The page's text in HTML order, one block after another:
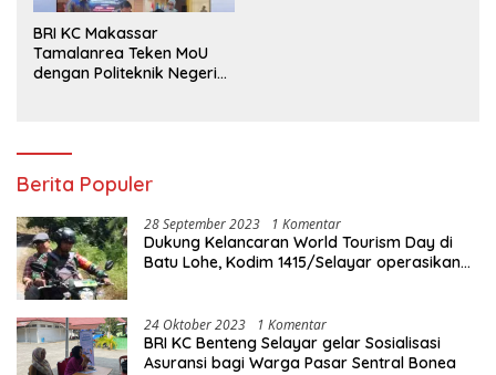
BRI KC Makassar
Tamalanrea Teken MoU
dengan Politeknik Negeri
Berita Populer
28 September 2023 1 Komentar
Dukung Kelancaran World Tourism Day di
Batu Lohe, Kodim 1415/Selayar operasikan
24 Oktober 2023 1 Komentar
BRI KC Benteng Selayar gelar Sosialisasi
Asuransi bagi Warga Pasar Sentral Bonea